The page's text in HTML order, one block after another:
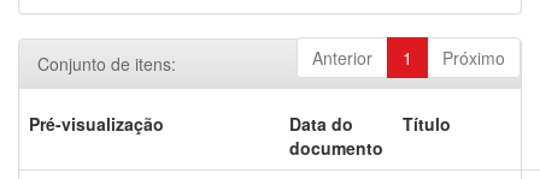
Anterior 1 Próximo
Conjunto de itens:
Pré-visualização
Data do
documento
Título